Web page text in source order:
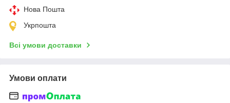
Нова Пошта
Укрпошта
Всі умови доставки
Умови оплати